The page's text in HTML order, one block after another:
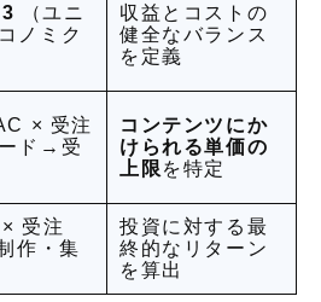
（ユニ
ノミク
収益とコストの
健全なバランス
を定義
× 受注
ド→受
コンテンツにか
けられる単価の
上限 を特定
× 受注
作・集
投資に対する最
終的なリターン
を算出